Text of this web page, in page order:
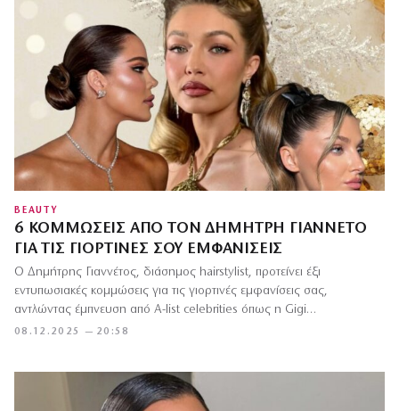
BEAUTY
6 ΚΟΜΜΏΣΕΙΣ ΑΠΌ ΤΟΝ ΔΗΜΉΤΡΗ ΓΙΑΝΝΈΤΟ
ΓΙΑ ΤΙΣ ΓΙΟΡΤΙΝΈΣ ΣΟΥ ΕΜΦΑΝΊΣΕΙΣ
08.12.2025 — 20:58
Ο Δημήτρης Γιαννέτος, διάσημος hairstylist, προτείνει έξι
εντυπωσιακές κομμώσεις για τις γιορτινές εμφανίσεις σας,
αντλώντας έμπνευση από A-list celebrities όπως η Gigi…